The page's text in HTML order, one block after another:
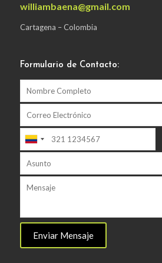
williambaena@gmail.com
Cartagena – Colombia
Formulario de Contacto: